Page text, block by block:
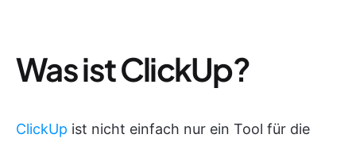
Was ist ClickUp?
ClickUp ist nicht einfach nur ein Tool für die